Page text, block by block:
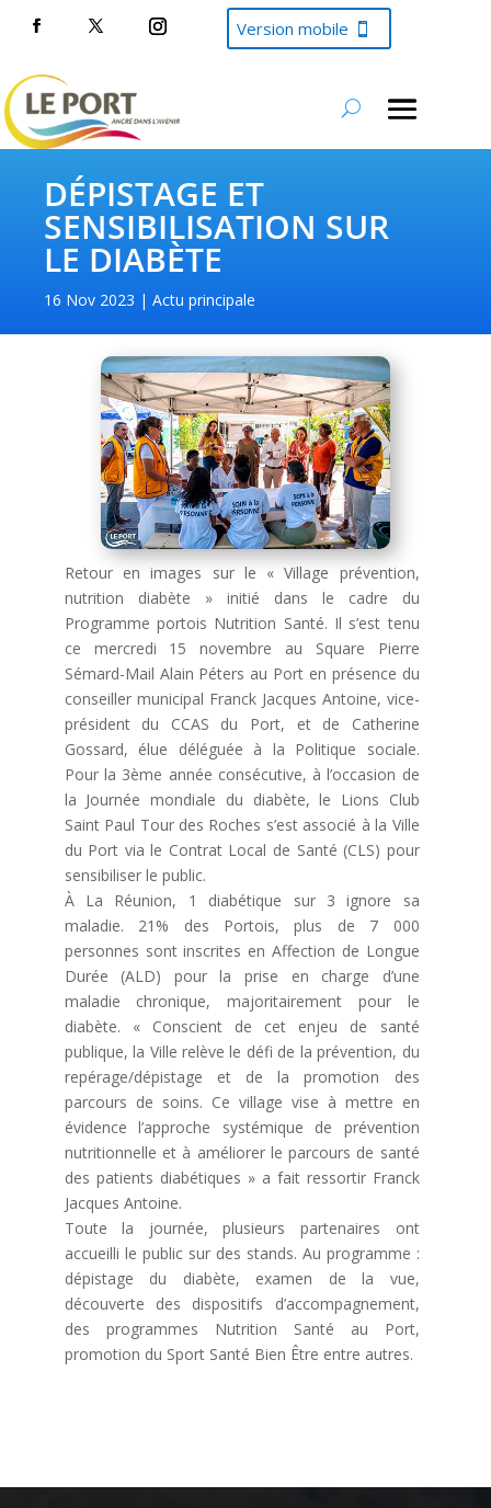
Version mobile
DÉPISTAGE ET
SENSIBILISATION SUR
LE DIABÈTE
16 Nov 2023 Actu principale
Retour en images sur le « Village prévention,
nutrition diabète » initié dans le cadre du
Programme portois Nutrition Santé. Il s’est tenu
ce mercredi 15 novembre au Square Pierre
Sémard-Mail Alain Péters au Port en présence du
conseiller municipal Franck Jacques Antoine, vice-
président du CCAS du Port, et de Catherine
Gossard, élue déléguée à la Politique sociale.
Pour la 3ème année consécutive, à l’occasion de
la Journée mondiale du diabète, le Lions Club
Saint Paul Tour des Roches s’est associé à la Ville
du Port via le Contrat Local de Santé (CLS) pour
sensibiliser le public.
À La Réunion, 1 diabétique sur 3 ignore sa
maladie. 21% des Portois, plus de 7 000
personnes sont inscrites en Affection de Longue
Durée (ALD) pour la prise en charge d’une
maladie chronique, majoritairement pour le
diabète. « Conscient de cet enjeu de santé
publique, la Ville relève le défi de la prévention, du
repérage/dépistage et de la promotion des
parcours de soins. Ce village vise à mettre en
évidence l’approche systémique de prévention
nutritionnelle et à améliorer le parcours de santé
des patients diabétiques » a fait ressortir Franck
Jacques Antoine.
Toute la journée, plusieurs partenaires ont
accueilli le public sur des stands. Au programme :
dépistage du diabète, examen de la vue,
découverte des dispositifs d’accompagnement,
des programmes Nutrition Santé au Port,
promotion du Sport Santé Bien Être entre autres.